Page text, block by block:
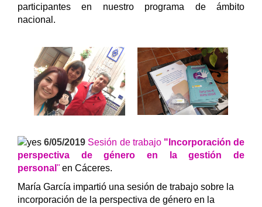
participantes en nuestro programa de ámbito
nacional.
6/05/2019 Sesión de trabajo "Incorporación de
perspectiva de género en la gestión de
personal " en Cáceres.
María García impartió una sesión de trabajo sobre la
incorporación de la perspectiva de género en la